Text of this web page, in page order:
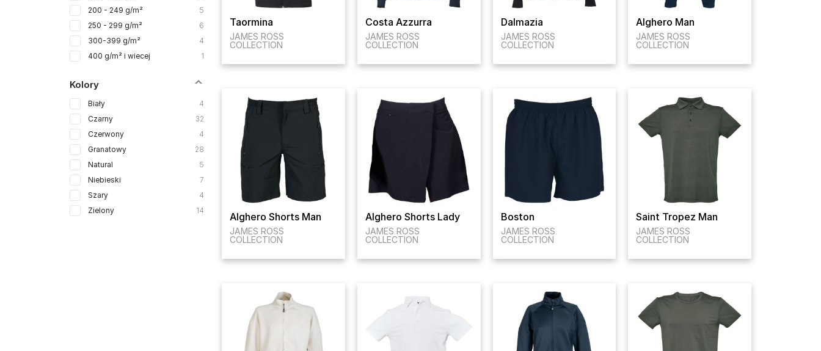
200 - 249 g/m²
5
250 - 299 g/m²
6
300-399 g/m²
4
400 g/m² i wiecej
1
Kolory
Biały
4
Czarny
32
Czerwony
4
Granatowy
28
Natural
5
Niebieski
7
Szary
4
Zielony
14
Taormina
JAMES ROSS
COLLECTION
Costa Azzurra
JAMES ROSS
COLLECTION
Dalmazia
JAMES ROSS
COLLECTION
Alghero Man
JAMES ROSS
COLLECTION
Alghero Shorts Man
JAMES ROSS
COLLECTION
Alghero Shorts Lady
JAMES ROSS
COLLECTION
Boston
JAMES ROSS
COLLECTION
Saint Tropez Man
JAMES ROSS
COLLECTION